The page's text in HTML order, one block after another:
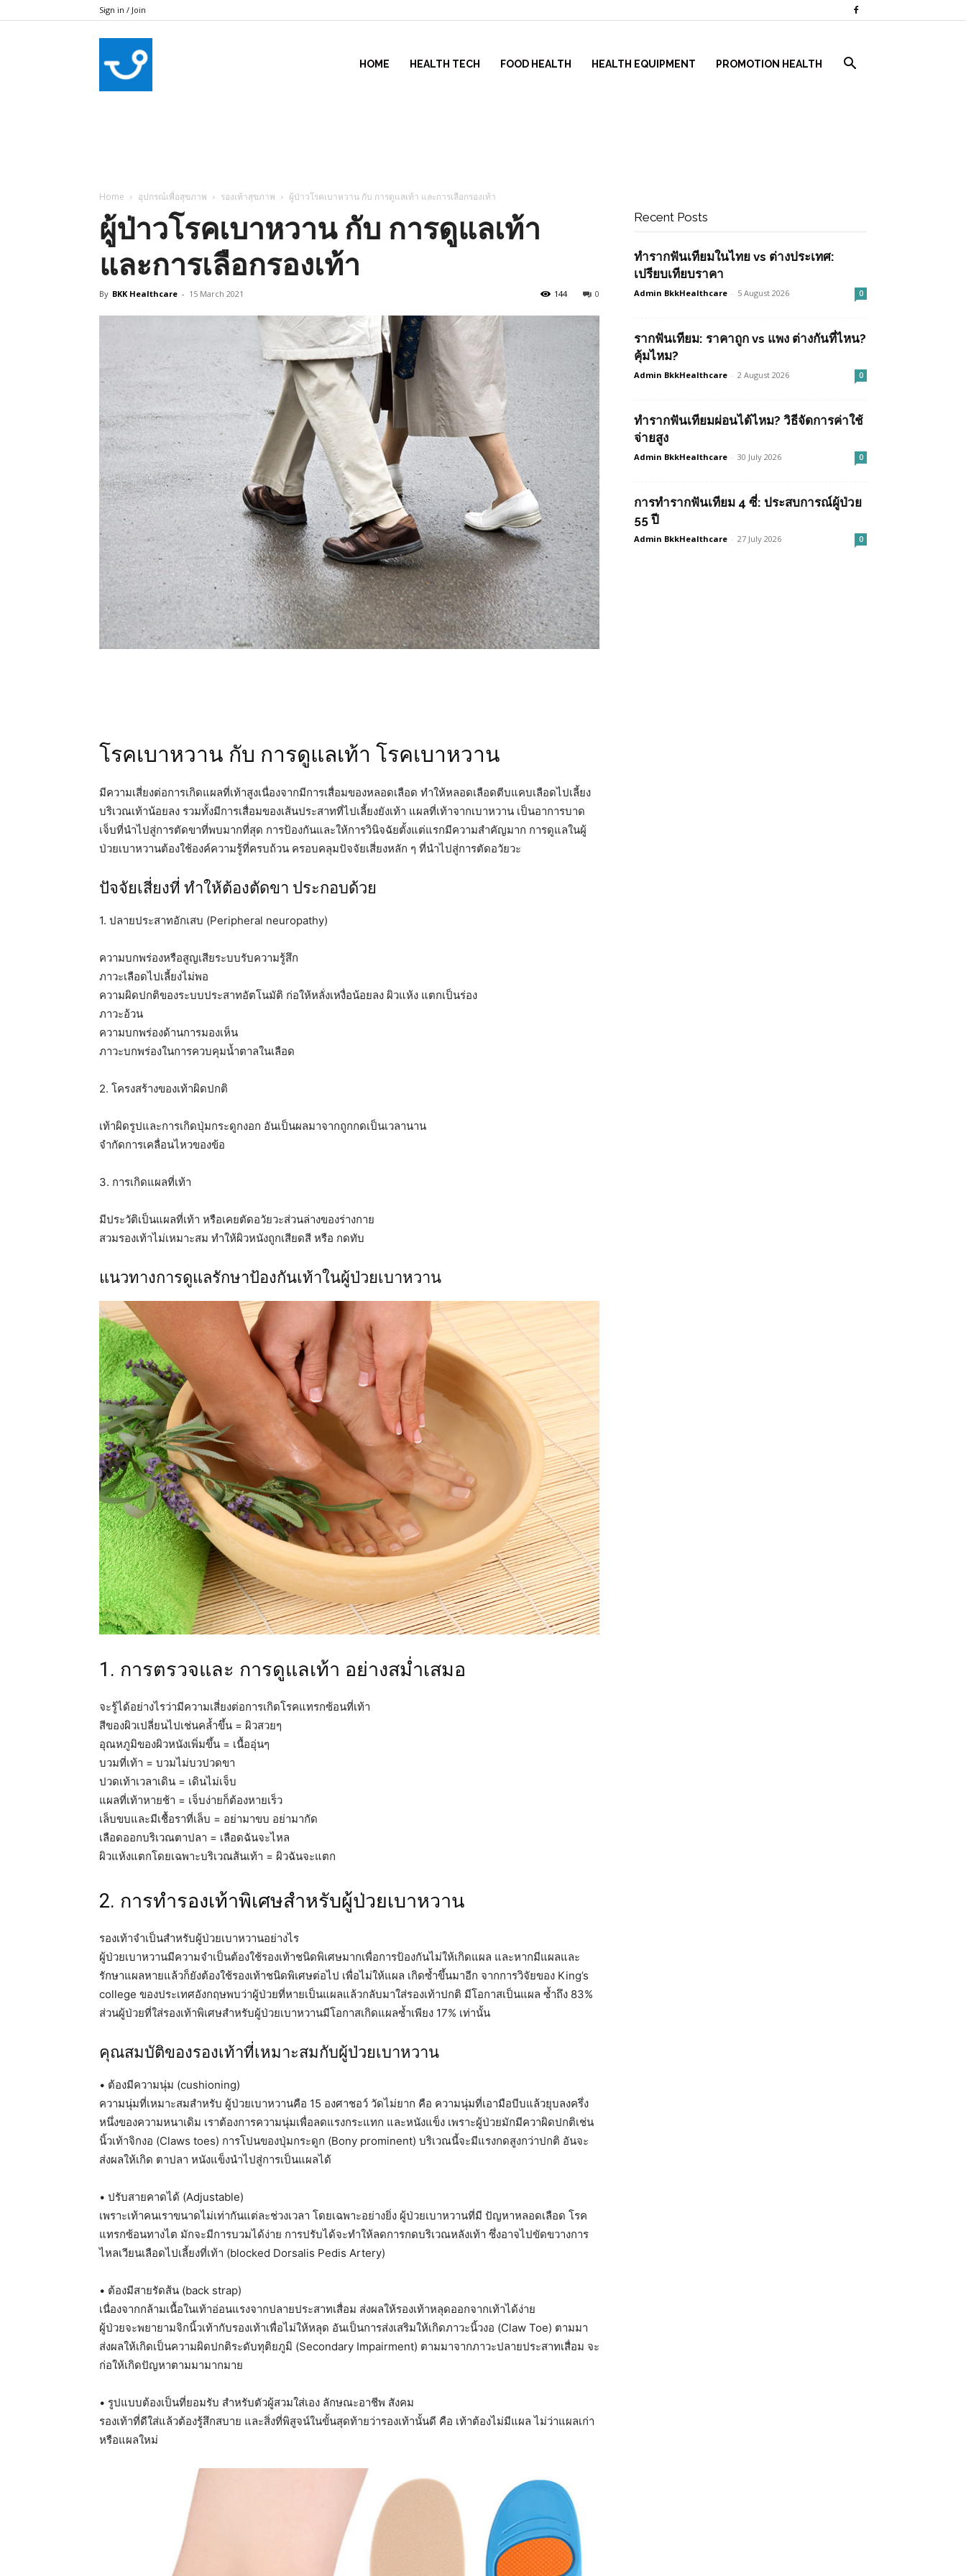
Sign in / Join
HOME HEALTH TECH FOOD HEALTH HEALTH EQUIPMENT PROMOTION HEALTH
Home อุปกรณ์เพื่อสุขภาพ รองเท้าสุขภาพ ผู้ป่าวโรคเบาหวาน กับ การดูแลเท้า และการเลือกรองเท้า
ผู้ป่าวโรคเบาหวาน กับ การดูแลเท้า
และการเลือกรองเท้า
By BKK Healthcare - 15 March 2021 0
144
โรคเบาหวาน กับ การดูแลเท้า โรคเบาหวาน
มีความเสี่ยงต่อการเกิดแผลที่เท้าสูงเนื่องจากมีการเสื่อมของหลอดเลือด ทำให้หลอดเลือดตีบแคบเลือดไปเลี้ยง
บริเวณเท้าน้อยลง รวมทั้งมีการเสื่อมของเส้นประสาทที่ไปเลี้ยงยังเท้า แผลที่เท้าจากเบาหวาน เป็นอาการบาด
เจ็บที่นำไปสู่การตัดขาที่พบมากที่สุด การป้องกันและให้การวินิจฉัยตั้งแต่แรกมีความสำคัญมาก การดูแลในผู้
ป่วยเบาหวานต้องใช้องค์ความรู้ที่ครบถ้วน ครอบคลุมปัจจัยเสี่ยงหลัก ๆ ที่นำไปสู่การตัดอวัยวะ
ปัจจัยเสี่ยงที่ ทำให้ต้องตัดขา ประกอบด้วย
1. ปลายประสาทอักเสบ (Peripheral neuropathy)
ความบกพร่องหรือสูญเสียระบบรับความรู้สึก
ภาวะเลือดไปเลี้ยงไม่พอ
ความผิดปกติของระบบประสาทอัตโนมัติ ก่อให้หลั่งเหงื่อน้อยลง ผิวแห้ง แตกเป็นร่อง
ภาวะอ้วน
ความบกพร่องด้านการมองเห็น
ภาวะบกพร่องในการควบคุมน้ำตาลในเลือด
2. โครงสร้างของเท้าผิดปกติ
เท้าผิดรูปและการเกิดปุ่มกระดูกงอก อันเป็นผลมาจากถูกกดเป็นเวลานาน
จำกัดการเคลื่อนไหวของข้อ
3. การเกิดแผลที่เท้า
มีประวัติเป็นแผลที่เท้า หรือเคยตัดอวัยวะส่วนล่างของร่างกาย
สวมรองเท้าไม่เหมาะสม ทำให้ผิวหนังถูกเสียดสี หรือ กดทับ
แนวทางการดูแลรักษาป้องกันเท้าในผู้ป่วยเบาหวาน
1. การตรวจและ การดูแลเท้า อย่างสม่ำเสมอ
จะรู้ได้อย่างไรว่ามีความเสี่ยงต่อการเกิดโรคแทรกซ้อนที่เท้า
สีของผิวเปลี่ยนไปเช่นคล้ำขึ้น = ผิวสวยๆ
อุณหภูมิของผิวหนังเพิ่มขึ้น = เนื้ออุ่นๆ
บวมที่เท้า = บวมไม่บวปวดขา
ปวดเท้าเวลาเดิน = เดินไม่เจ็บ
แผลที่เท้าหายช้า = เจ็บง่ายก็ต้องหายเร็ว
เล็บขบและมีเชื้อราที่เล็บ = อย่ามาขบ อย่ามากัด
เลือดออกบริเวณตาปลา = เลือดฉันจะไหล
ผิวแห้งแตกโดยเฉพาะบริเวณส้นเท้า = ผิวฉันจะแตก
2. การทำรองเท้าพิเศษสำหรับผู้ป่วยเบาหวาน
รองเท้าจำเป็นสำหรับผู้ป่วยเบาหวานอย่างไร
ผู้ป่วยเบาหวานมีความจำเป็นต้องใช้รองเท้าชนิดพิเศษมากเพื่อการป้องกันไม่ให้เกิดแผล และหากมีแผลและ
รักษาแผลหายแล้วก็ยังต้องใช้รองเท้าชนิดพิเศษต่อไป เพื่อไม่ให้แผล เกิดซ้ำขึ้นมาอีก จากการวิจัยของ King’s
college ของประเทศอังกฤษพบว่าผู้ป่วยที่หายเป็นแผลแล้วกลับมาใส่รองเท้าปกติ มีโอกาสเป็นแผล ซ้ำถึง 83%
ส่วนผู้ป่วยที่ใส่รองเท้าพิเศษสำหรับผู้ป่วยเบาหวานมีโอกาสเกิดแผลซ้ำเพียง 17% เท่านั้น
คุณสมบัติของรองเท้าที่เหมาะสมกับผู้ป่วยเบาหวาน
• ต้องมีความนุ่ม (cushioning)
ความนุ่มที่เหมาะสมสำหรับ ผู้ป่วยเบาหวานคือ 15 องศาชอว์ วัดไม่ยาก คือ ความนุ่มที่เอามือบีบแล้วยุบลงครึ่ง
หนึ่งของความหนาเดิม เราต้องการความนุ่มเพื่อลดแรงกระแทก และหนังแข็ง เพราะผู้ป่วยมักมีควาผิดปกติเช่น
นิ้วเท้าจิกงอ (Claws toes) การโปนของปุ่มกระดูก (Bony prominent) บริเวณนี้จะมีแรงกดสูงกว่าปกติ อันจะ
ส่งผลให้เกิด ตาปลา หนังแข็งนำไปสู่การเป็นแผลได้
• ปรับสายคาดได้ (Adjustable)
เพราะเท้าคนเราขนาดไม่เท่ากันแต่ละช่วงเวลา โดยเฉพาะอย่างยิ่ง ผู้ป่วยเบาหวานที่มี ปัญหาหลอดเลือด โรค
แทรกซ้อนทางไต มักจะมีการบวมได้ง่าย การปรับได้จะทำให้ลดการกดบริเวณหลังเท้า ซึ่งอาจไปขัดขวางการ
ไหลเวียนเลือดไปเลี้ยงที่เท้า (blocked Dorsalis Pedis Artery)
• ต้องมีสายรัดส้น (back strap)
เนื่องจากกล้ามเนื้อในเท้าอ่อนแรงจากปลายประสาทเสื่อม ส่งผลให้รองเท้าหลุดออกจากเท้าได้ง่าย
ผู้ป่วยจะพยายามจิกนิ้วเท้ากับรองเท้าเพื่อไม่ให้หลุด อันเป็นการส่งเสริมให้เกิดภาวะนิ้วงอ (Claw Toe) ตามมา
ส่งผลให้เกิดเป็นความผิดปกติระดับทุติยภูมิ (Secondary Impairment) ตามมาจากภาวะปลายประสาทเสื่อม จะ
ก่อให้เกิดปัญหาตามมามากมาย
• รูปแบบต้องเป็นที่ยอมรับ สำหรับตัวผู้สวมใส่เอง ลักษณะอาชีพ สังคม
รองเท้าที่ดีใส่แล้วต้องรู้สึกสบาย และสิ่งที่พิสูจน์ในขั้นสุดท้ายว่ารองเท้านั้นดี คือ เท้าต้องไม่มีแผล ไม่ว่าแผลเก่า
หรือแผลใหม่
Recent Posts
ทำรากฟันเทียมในไทย vs ต่างประเทศ:
เปรียบเทียบราคา
Admin BkkHealthcare - 5 August 2026 0
รากฟันเทียม: ราคาถูก vs แพง ต่างกันที่ไหน?
คุ้มไหม?
Admin BkkHealthcare - 2 August 2026 0
ทำรากฟันเทียมผ่อนได้ไหม? วิธีจัดการค่าใช้
จ่ายสูง
Admin BkkHealthcare - 30 July 2026 0
การทำรากฟันเทียม 4 ซี่: ประสบการณ์ผู้ป่วย
55 ปี
Admin BkkHealthcare - 27 July 2026 0